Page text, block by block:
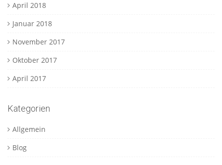
April 2018
Januar 2018
November 2017
Oktober 2017
April 2017
Kategorien
Allgemein
Blog